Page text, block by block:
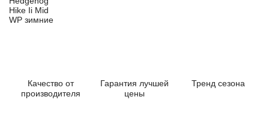
Качество от
производителя
Гарантия лучшей
цены
Тренд сезона